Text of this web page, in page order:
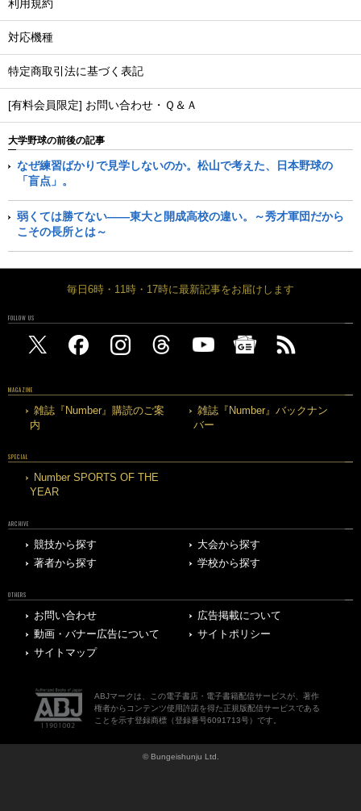
利用規約
対応機種
特定商取引法に基づく表記
[有料会員限定] お問い合わせ・Ｑ＆Ａ
大学野球の前後の記事
なぜ練習ばかりで見学しないのか。松山で考えた、日本野球の
「盲点」。
弱くては勝てない――東大と開成高校の違い。～秀才軍団だから
こその長所とは～
毎日6時・11時・17時に最新記事をお届けします
FOLLOW US
MAGAZINE
雑誌『Number』購読のご案
内
雑誌『Number』バックナン
バー
SPECIAL
Number SPORTS OF THE
YEAR
ARCHIVE
競技から探す
大会から探す
著者から探す
学校から探す
OTHERS
お問い合わせ
広告掲載について
動画・バナー広告について
サイトポリシー
サイトマップ
ABJマークは、この電子書店・電子書籍配信サービスが、著作
権者からコンテンツ使用許諾を得た正規版配信サービスである
ことを示す登録商標（登録番号6091713号）です。
© Bungeishunju Ltd.